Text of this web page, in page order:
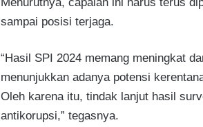
sampai posisi terjaga.
“Hasil SPI 2024 memang meningkat
menunjukkan adanya potensi
Oleh karena itu, tindak lanjut hasil
antikorupsi,” tegasnya.